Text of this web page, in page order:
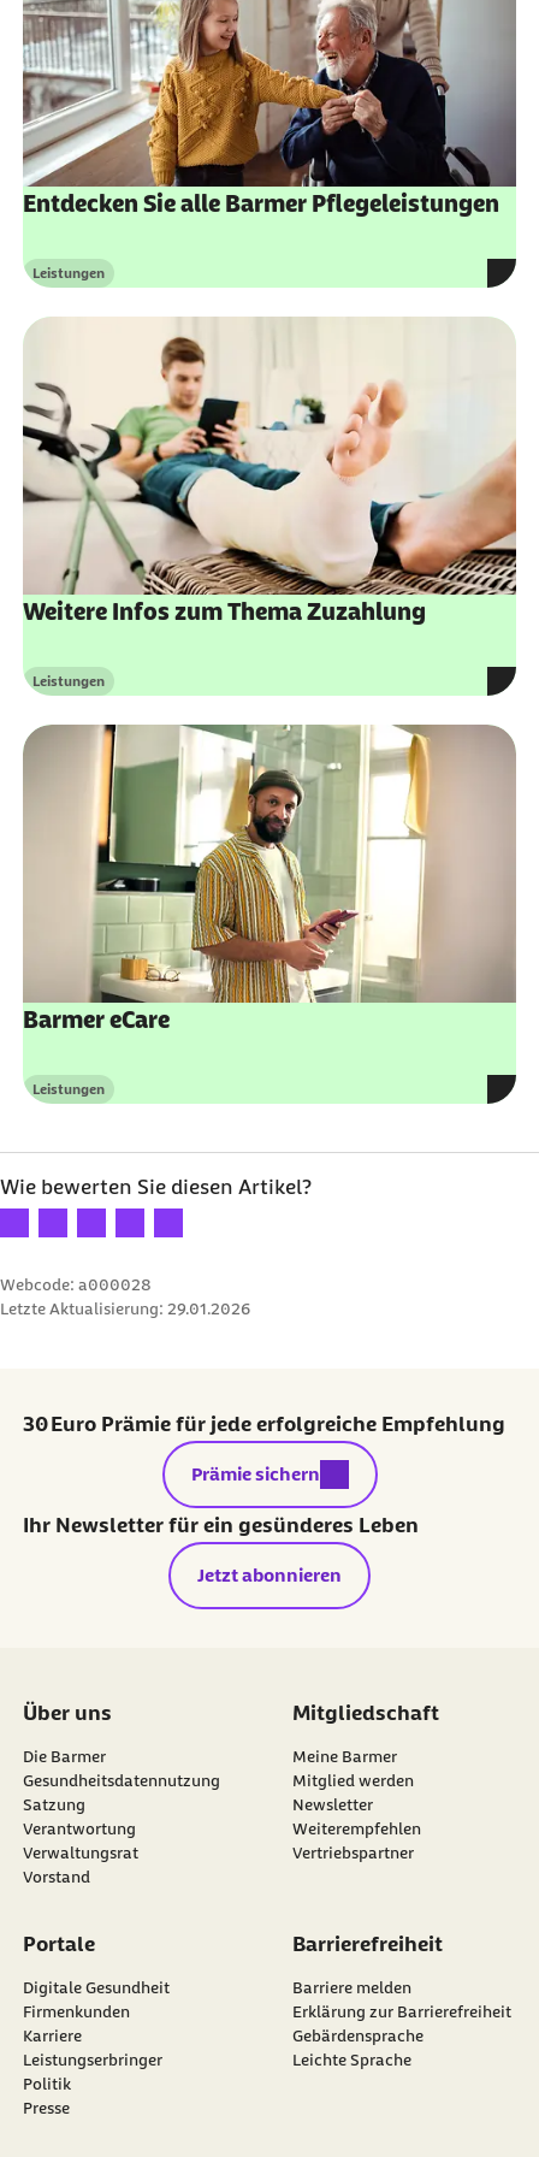
Impfempfehlungen zur Vorbeugung von
Atemwegsinfektionen
Entdecken Sie alle Barmer Pflegeleistungen
Kategorie
Leistungen
Weitere Infos zum Thema Zuzahlung
Kategorie
Leistungen
Barmer eCare
Kategorie
Leistungen
Wie bewerten Sie diesen Artikel?
Ihre Bewertung: 1 Stern
Ihre Bewertung: 2 Sterne
Ihre Bewertung: 3 Sterne
Ihre Bewertung: 4 Sterne
Ihre Bewertung: 5 Sterne
Webcode: a000028
Letzte Aktualisierung: 29.01.2026
30 Euro Prämie für jede erfolgreiche Empfehlung
externer Link:
Prämie sichern
Ihr Newsletter für ein gesünderes Leben
Jetzt abonnieren
Über uns
Die Barmer
Gesundheitsdatennutzung
Satzung
Verantwortung
Verwaltungsrat
Vorstand
Mitgliedschaft
Meine Barmer
Mitglied werden
Newsletter
externer Link:
Weiterempfehlen
Vertriebspartner
Portale
Digitale Gesundheit
Firmenkunden
Karriere
Leistungserbringer
Politik
Presse
Barrierefreiheit
Barriere melden
Erklärung zur Barrierefreiheit
Gebärdensprache
Leichte Sprache